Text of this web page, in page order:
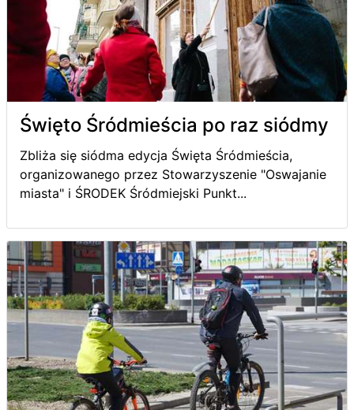
Święto Śródmieścia po raz siódmy
Zbliża się siódma edycja Święta Śródmieścia,
organizowanego przez Stowarzyszenie "Oswajanie
miasta" i ŚRODEK Śródmiejski Punkt...